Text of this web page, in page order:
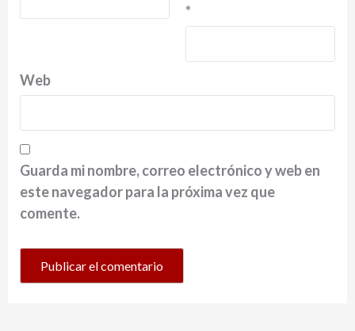
*
Web
Guarda mi nombre, correo electrónico y web en
este navegador para la próxima vez que
comente.